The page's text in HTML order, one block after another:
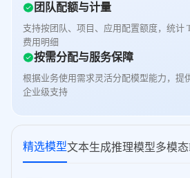
团队配额与计量
支持按团队、项目、应用配置额度，统计
费用明细
按需分配与服务保障
根据业务使用需求灵活分配模型能力，提
企业级支持
精选模型文本生成推理模型多模态